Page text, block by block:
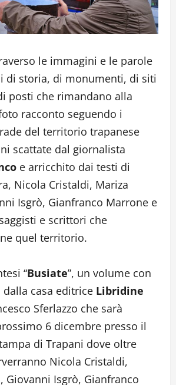
le immagini e le parole
di storia, di monumenti, di siti
posti che rimandano alla
racconto seguendo i
del territorio trapanese
scattate dal giornalista
e arricchito dai testi di
Nicola Cristaldi, Mariza
Isgrò, Gianfranco Marrone e
e scrittori che
quel territorio.
“Busiate”, un volume con
dalla casa editrice Libridine
Sferlazzo che sarà
6 dicembre presso il
di Trapani dove oltre
Nicola Cristaldi,
Giovanni Isgrò, Gianfranco